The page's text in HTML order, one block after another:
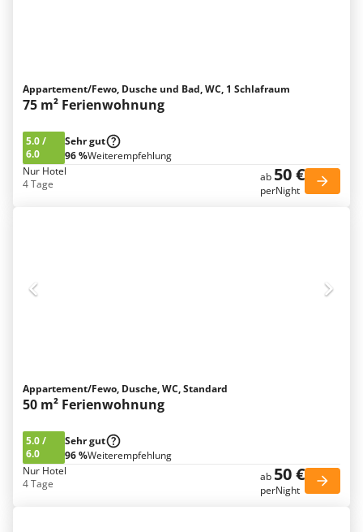
Appartement/Fewo, Dusche und Bad, WC, 1 Schlafraum
75 m² Ferienwohnung
5.0/
6.0
Sehr gut
96 %Weiterempfehlung
Nur Hotel
4 Tage
ab 50 €
perNight
Appartement/Fewo, Dusche, WC, Standard
50 m² Ferienwohnung
5.0/
6.0
Sehr gut
96 %Weiterempfehlung
Nur Hotel
4 Tage
ab 50 €
perNight